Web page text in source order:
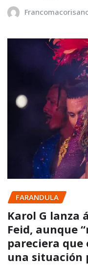
FARANDULA
Karol G lanza
Feid, aunque
pareciera que
una situación